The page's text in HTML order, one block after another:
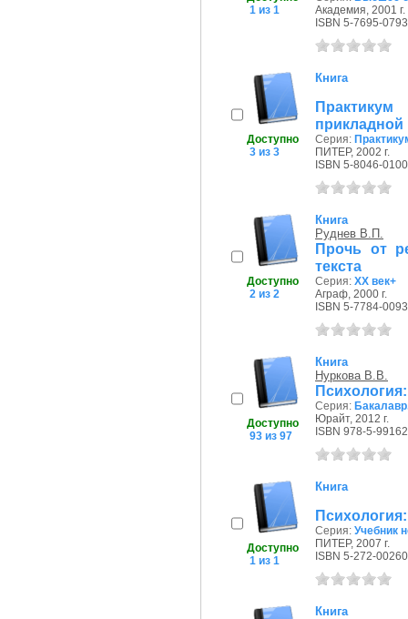
1 из 1
Академия, 2001 г.
ISBN 5-7695-
Доступно
3 из 3
Книга
прикладной
Серия:
ПИТЕР, 2002 г.
ISBN 5-8046-
Доступно
2 из 2
Книга
Руднев В.П.
Прочь от
текста
Серия: ХХ век+
Аграф, 2000 г.
ISBN 5-7784-
Доступно
93 из 97
Книга
Нуркова В.В.
Серия:
Юрайт, 2012 г.
ISBN 978-5-
Доступно
1 из 1
Книга
Серия: Учебник
ПИТЕР, 2007 г.
ISBN 5-272-
Книга